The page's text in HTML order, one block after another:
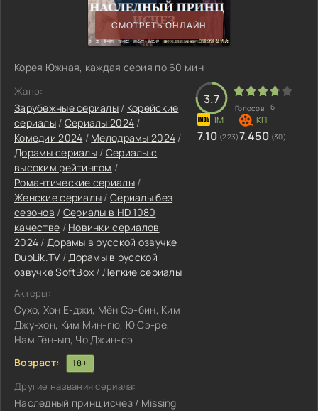
СМОТРЕТЬ ОНЛАЙН
Корея Южная, каждая серия по 60 мин
Жанр:
Зарубежные сериалы / Корейские
сериалы/ Сериалы 2024 /
Комедии 2024 / Мелодрамы 2024 /
Дорамы сериалы/ Сериалы с
высоким рейтингом /
Романтические сериалы/
Женские сериалы /Сериалы без
сезонов / Сериалы в HD 1080
качестве / Новинки сериалов
2024 / Дорамы в русской озвучке
DubLik.TV/Дорамы в русской
озвучке SoftBox /Легкие сериалы
Актеры:
Сухо, Хон Е-джи, Мён Сэ-бин, Ким
Джу-хон, Ким Мин-гю, Ю Сэ-ре,
Нам Гён-ып, Чо Джин-сэ
Возраст:
18+
Другие названия сериала:
Наследный принц исчез / Missing
3.7
Голосов: 6
7.10 (223)7.450 (30)